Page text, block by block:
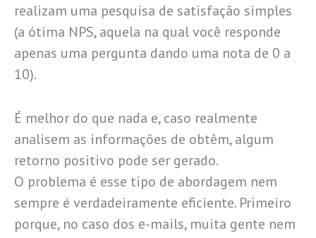
realizam uma pesquisa de satisfação simples
(a ótima NPS, aquela na qual você responde
apenas uma pergunta dando uma nota de 0 a
10).
É melhor do que nada e, caso realmente
analisem as informações de obtêm, algum
retorno positivo pode ser gerado.
O problema é esse tipo de abordagem nem
sempre é verdadeiramente eficiente. Primeiro
porque, no caso dos e-mails, muita gente nem